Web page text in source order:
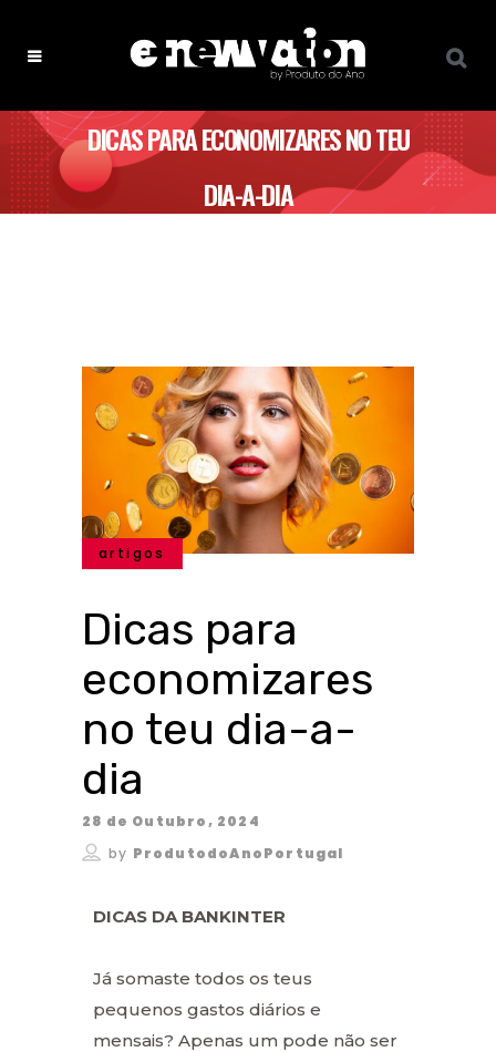
DICAS PARA ECONOMIZARES NO TEU
DIA-A-DIA
artigos
Dicas para
economizares
no teu dia-a-
dia
28 de Outubro, 2024
by ProdutodoAnoPortugal
DICAS DA BANKINTER
Já somaste todos os teus
pequenos gastos diários e
mensais? Apenas um pode não ser